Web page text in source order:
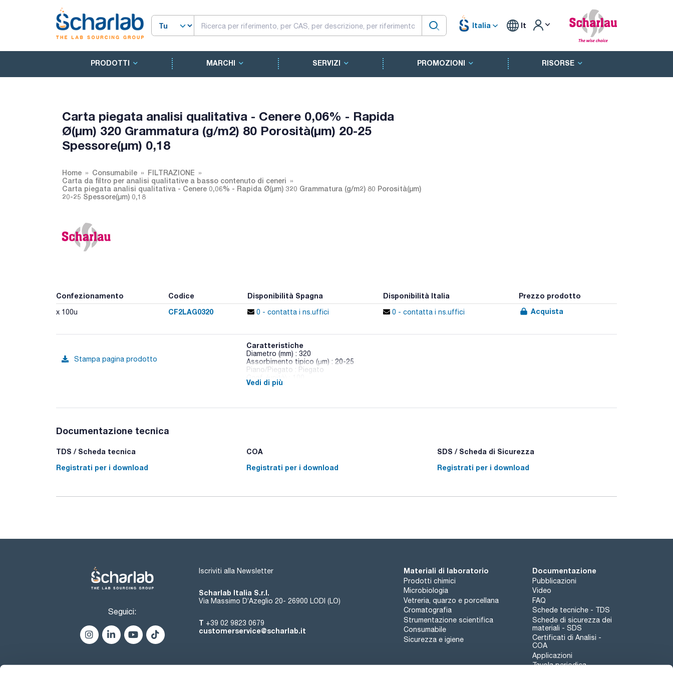
Italia It
PRODOTTI MARCHI SERVIZI PROMOZIONI RISORSE
Carta piegata analisi qualitativa - Cenere 0,06% - Rapida
Ø(µm) 320 Grammatura (g/m2) 80 Porosità(µm) 20-25
Spessore(µm) 0,18
Home Consumabile
FILTRAZIONE
Carta da filtro per analisi qualitative a basso contenuto di ceneri
Carta piegata analisi qualitativa - Cenere 0,06% - Rapida Ø(µm) 320 Grammatura (g/m2) 80 Porosità(µm)
20-25 Spessore(µm) 0,18
Confezionamento Codice Disponibilità Spagna Disponibilità Italia Prezzo prodotto
x 100u CF2LAG0320 0 - contatta i ns.uffici 0 - contatta i ns.uffici Acquista
Stampa pagina prodotto
Caratteristiche
Diametro (mm) : 320
Assorbimento tipico (μm) : 20-25
Piano/Piegato : Piegato
Vedi di più
Documentazione tecnica
TDS / Scheda tecnica
Registrati per i download
COA
Registrati per i download
SDS / Scheda di Sicurezza
Registrati per i download
Seguici:
Iscriviti alla Newsletter
Scharlab Italia S.r.l.
Via Massimo D’Azeglio 20- 26900 LODI (LO)
T +39 02 9823 0679
customerservice@scharlab.it
Materiali di laboratorio
Prodotti chimici
Microbiologia
Vetreria, quarzo e porcellana
Cromatografia
Strumentazione scientifica
Consumabile
Sicurezza e igiene
Documentazione
Pubblicazioni
Video
FAQ
Schede tecniche - TDS
Schede di sicurezza dei
materiali - SDS
Certificati di Analisi -
COA
Applicazioni
Tavola periodica